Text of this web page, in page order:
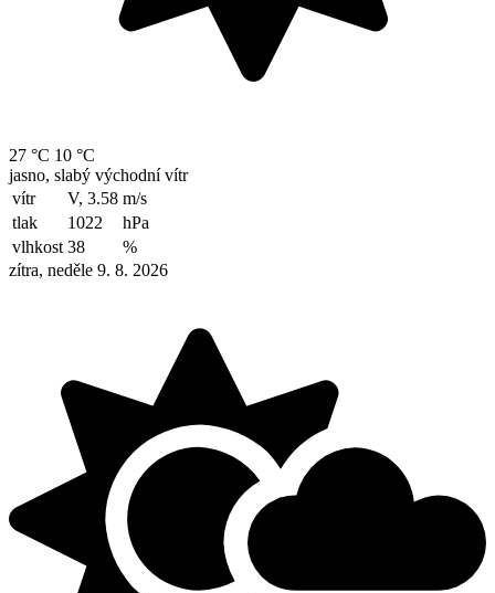
27 °C 10 °C
jasno, slabý východní vítr
vítr
V, 3.58 m/s
tlak
1022
hPa
vlhkost 38
%
zítra, neděle 9. 8. 2026